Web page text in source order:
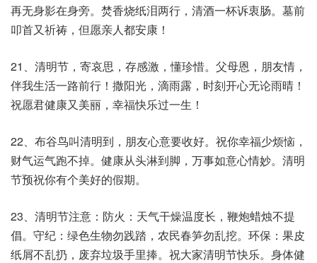
再无身影在身旁。焚香烧纸泪两行，清酒一杯诉衷肠。墓前
叩首又祈祷，但愿亲人都安康！
21、清明节，寄哀思，存感激，懂珍惜。父母恩，朋友情，
伴我生活一路前行！撒阳光，滴雨露，时刻开心无论雨晴！
祝愿君健康又美丽，幸福快乐过一生！
22、布谷鸟叫清明到，朋友心意要收好。祝你幸福少烦恼，
财气运气跑不掉。健康从头淋到脚，万事如意心情妙。清明
节预祝你有个美好的假期。
23、清明节注意：防火：天气干燥温度长，鞭炮蜡烛不提
倡。守纪：绿色生物勿践踏，农民春笋勿乱挖。环保：果皮
纸屑不乱扔，废弃垃圾手里捧。祝大家清明节快乐。身体健